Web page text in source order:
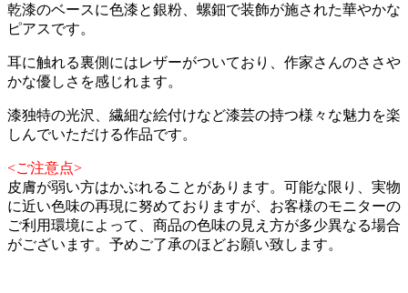
乾漆のベースに色漆と銀粉、螺鈿で装飾が施された華やかな
ピアスです。
耳に触れる裏側にはレザーがついており、作家さんのささや
かな優しさを感じれます。
漆独特の光沢、繊細な絵付けなど漆芸の持つ様々な魅力を楽
しんでいただける作品です。
<ご注意点>
皮膚が弱い方はかぶれることがあります。可能な限り、実物
に近い色味の再現に努めておりますが、お客様のモニターの
ご利用環境によって、商品の色味の見え方が多少異なる場合
がございます。予めご了承のほどお願い致します。